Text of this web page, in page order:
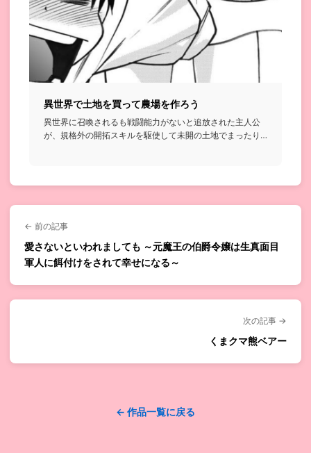
異世界で土地を買って農場を作ろう
異世界に召喚されるも戦闘能力がないと追放された主人公
が、規格外の開拓スキルを駆使して未開の土地でまったり
← 前の記事
愛さないといわれましても ～元魔王の伯爵令嬢は生真面目
軍人に餌付けをされて幸せになる～
次の記事 →
くまクマ熊ベアー
← 作品一覧に戻る